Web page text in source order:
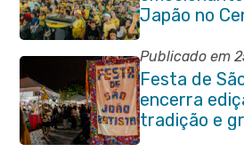
Japão no
Publicado em
Festa de
encerra
tradição e
participação